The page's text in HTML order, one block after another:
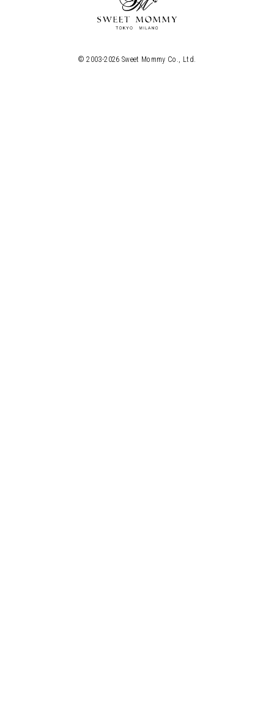
© 2003-2026 Sweet Mommy Co., Ltd.